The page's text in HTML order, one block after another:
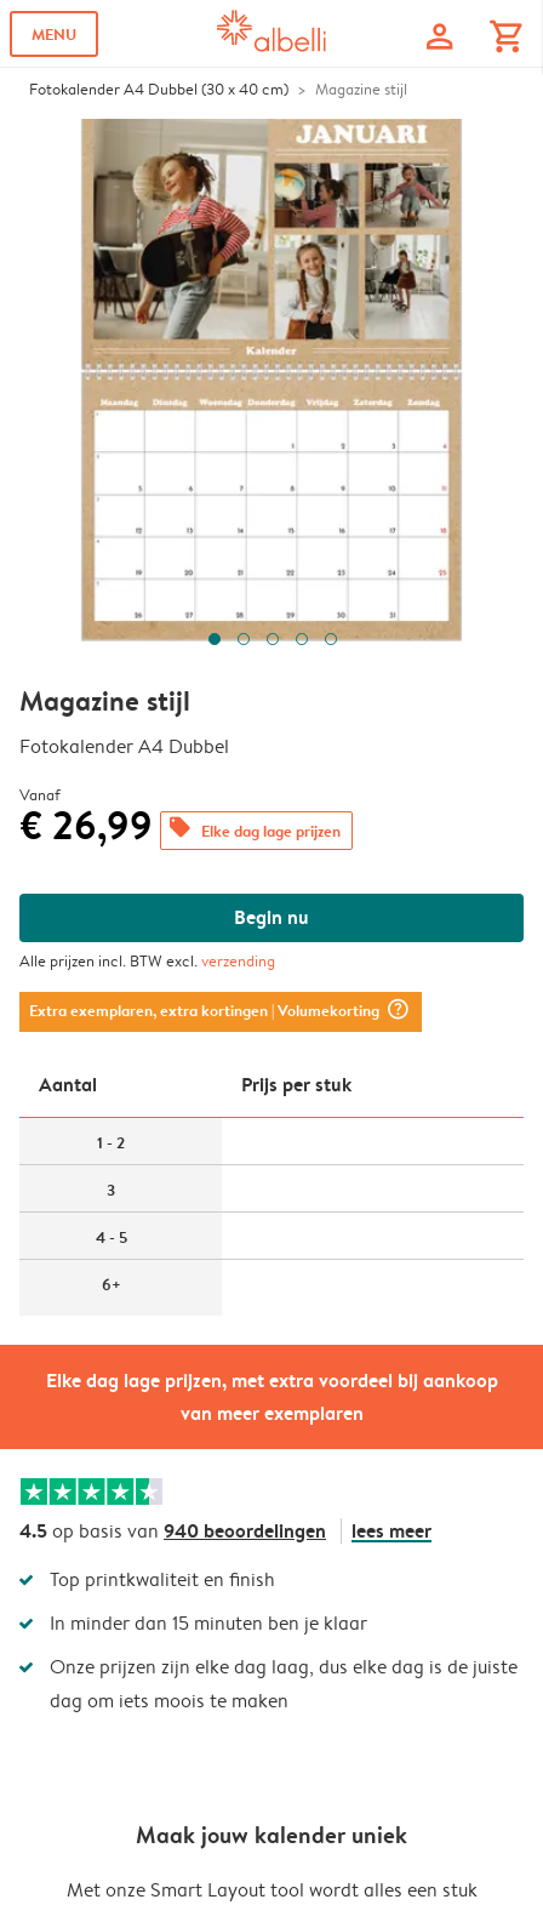
MENU profile shopping_cart
Fotokalender A4 Dubbel (30 x 40 cm) Magazine stijl
Elke dag lage prijzen, met extra voordeel bij aankoop
van meer exemplaren
Magazine stijl
Fotokalender A4 Dubbel
Vanaf
€ 26,99 offers Elke dag lage prijzen
Begin nu
Alle prijzen incl. BTW excl.verzending
Extra exemplaren, extra kortingen| Volumekorting question_mark_circle
Aantal Prijs per stuk
1 - 2
3
4 - 5
6+
4.5op basis van 940 beoordelingen lees meer
Top printkwaliteit en finish
In minder dan 15 minuten ben je klaar
Onze prijzen zijn elke dag laag, dus elke dag is de juiste
dag om iets moois te maken
Maak jouw kalender uniek
Met onze Smart Layout tool wordt alles een stuk